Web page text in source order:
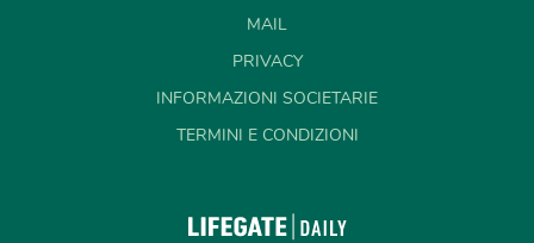
MAIL
PRIVACY
INFORMAZIONI SOCIETARIE
TERMINI E CONDIZIONI